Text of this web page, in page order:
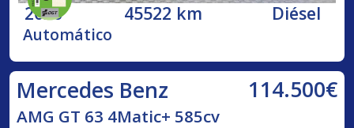
2020 45522 km Diésel
Automático
Mercedes Benz 114.500€
AMG GT 63 4Matic+ 585cv